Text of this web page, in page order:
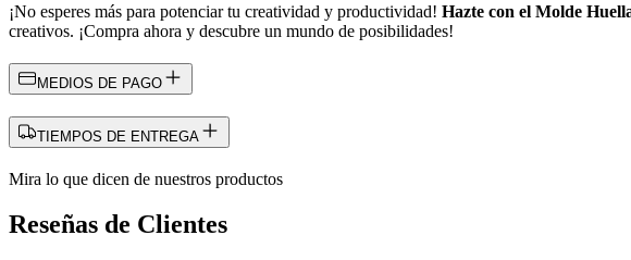
¡No esperes más para potenciar tu creatividad y productividad! Hazte con el Molde
creativos. ¡Compra ahora y descubre un mundo de posibilidades!
MEDIOS DE PAGO
TIEMPOS DE ENTREGA
Mira lo que dicen de nuestros productos
Reseñas de Clientes